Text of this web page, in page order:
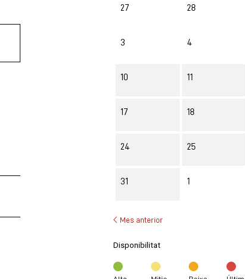
No hi ha cap activitat aquest mes
27 28
3 4
10 11
17 18
24 25
31 1
Mes anterior
Disponibilitat